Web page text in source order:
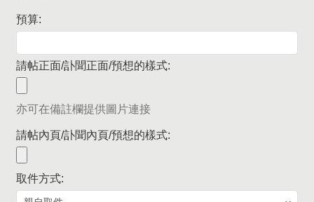
預算:
請帖正面/訃聞正面/預想的樣式:
亦可在備註欄提供圖片連接
請帖內頁/訃聞內頁/預想的樣式:
取件方式: